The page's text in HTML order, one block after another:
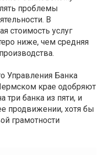
проблемы
В
стоимость услуг
ниже, чем средняя
Управления Банка
крае одобряют
банка из пяти, и
продвижении, хотя бы
грамотности